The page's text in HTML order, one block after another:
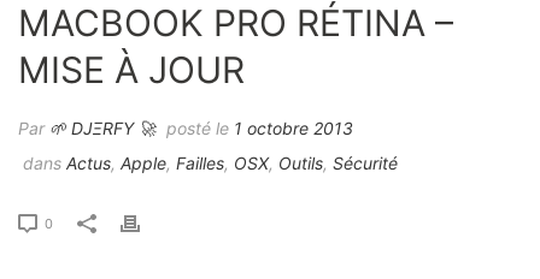
MACBOOK PRO RÉTINA –
MISE À JOUR
Par 🌱 DJΞRFY 🚀 posté le 1 octobre 2013
dans Actus, Apple, Failles, OSX, Outils, Sécurité
0